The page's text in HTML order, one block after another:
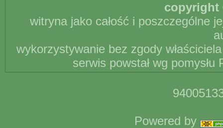
copyright
witryna jako całość i poszczególne
wykorzystywanie bez zgody
serwis powstał wg
Powered by